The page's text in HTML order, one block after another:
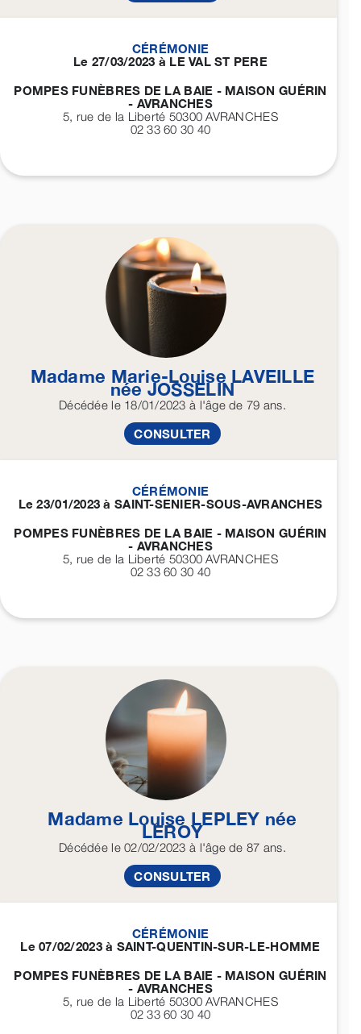
CÉRÉMONIE
Le 27/03/2023 à LE VAL ST PERE
POMPES FUNÈBRES DE LA BAIE - MAISON GUÉRIN
- AVRANCHES
5, rue de la Liberté 50300AVRANCHES
02 33 60 30 40
Madame Marie-Louise LAVEILLE
néeJOSSELIN
Décédéele 18/01/2023 à l'âge de 79 ans.
CONSULTER
CÉRÉMONIE
Le 23/01/2023 à SAINT-SENIER-SOUS-AVRANCHES
POMPES FUNÈBRES DE LA BAIE - MAISON GUÉRIN
- AVRANCHES
5, rue de la Liberté 50300AVRANCHES
02 33 60 30 40
Madame Louise LEPLEY née
LEROY
Décédéele 02/02/2023 à l'âge de 87 ans.
CONSULTER
CÉRÉMONIE
Le 07/02/2023 à SAINT-QUENTIN-SUR-LE-HOMME
POMPES FUNÈBRES DE LA BAIE - MAISON GUÉRIN
- AVRANCHES
5, rue de la Liberté 50300AVRANCHES
02 33 60 30 40